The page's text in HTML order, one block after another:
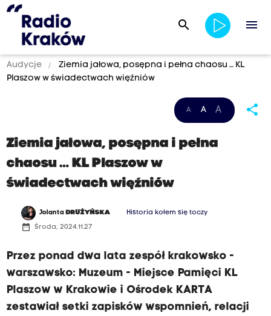
search menu
Audycje
Ziemia jałowa, posępna i pełna chaosu … KL
Plaszow w świadectwach więźniów
A A A share
Ziemia jałowa, posępna i pełna
chaosu … KL Plaszow w
świadectwach więźniów
Jolanta DRUŻYŃSKA Historia kołem się toczy
date_range Środa, 2024.11.27
Przez ponad dwa lata zespół krakowsko -
warszawsko: Muzeum - Miejsce Pamięci KL
Plaszow w Krakowie i Ośrodek KARTA
zestawiał setki zapisków wspomnień, relacji